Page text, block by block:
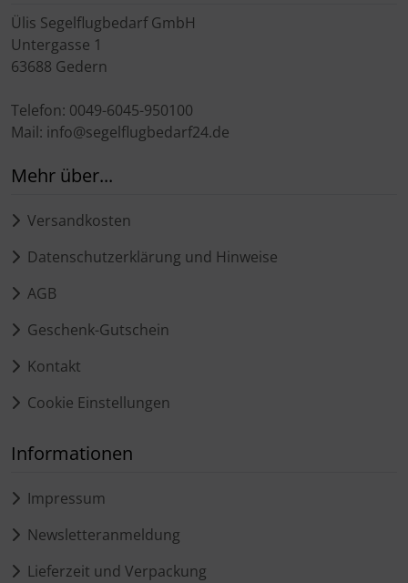
Ülis Segelflugbedarf GmbH
Untergasse 1
63688 Gedern
Telefon: 0049-6045-950100
Mail: info@segelflugbedarf24.de
Mehr über...
Versandkosten
Datenschutzerklärung und Hinweise
AGB
Geschenk-Gutschein
Kontakt
Cookie Einstellungen
Informationen
Impressum
Newsletteranmeldung
Lieferzeit und Verpackung